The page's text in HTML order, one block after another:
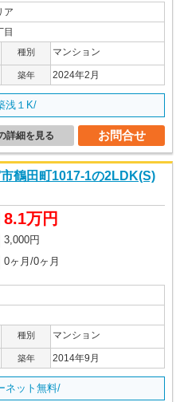
ア
目
種別 マンション
築年 2024年2月
浅１K/
お問合せ
詳細を見る
鶴田町1017-1の2LDK(S)
8.1万円
3,000円
0ヶ月/0ヶ月
種別 マンション
築年 2014年9月
ネット無料/